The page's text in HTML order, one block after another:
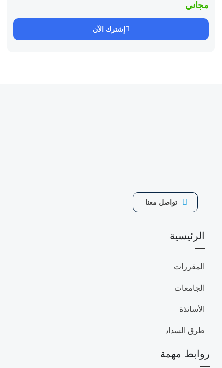
مجاني
إشترك الآن
تواصل معنا
الرئيسية
المقررات
الجامعات
الأساتذة
طرق السداد
روابط مهمة